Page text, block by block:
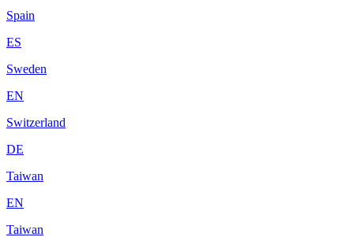
Spain
ES
Sweden
EN
Switzerland
DE
Taiwan
EN
Taiwan